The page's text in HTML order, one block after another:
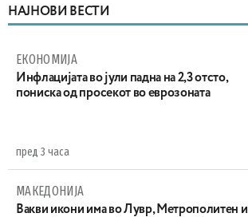
НАЈНОВИ ВЕСТИ
ЕКОНОМИЈА
Инфлацијата во јули падна на 2,3 отсто,
пониска од просекот во еврозоната
пред 3 часа
МАКЕДОНИЈА
Вакви икони има во Лувр, Метрополитен и